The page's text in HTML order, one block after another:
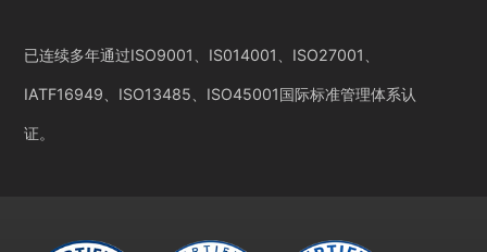
已连续多年通过ISO9001、IS014001、ISO27001、
IATF16949、ISO13485、ISO45001国际标准管理体系认
证。